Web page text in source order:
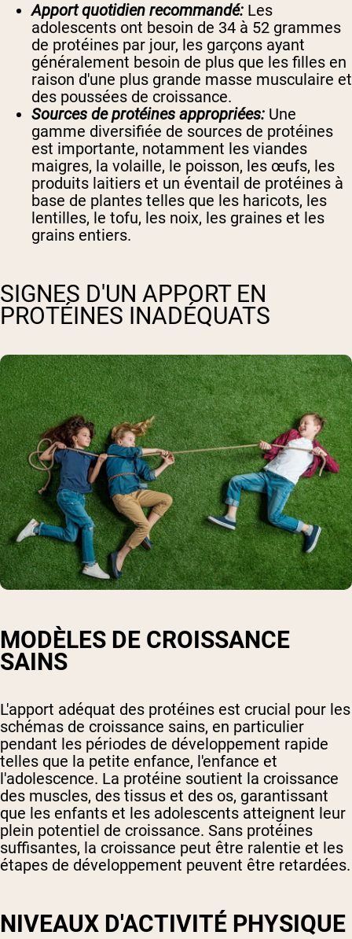
Apport quotidien recommandé: Les
adolescents ont besoin de 34 à 52 grammes
de protéines par jour, les garçons ayant
généralement besoin de plus que les filles en
raison d'une plus grande masse musculaire et
des poussées de croissance.
Sources de protéines appropriées: Une
gamme diversifiée de sources de protéines
est importante, notamment les viandes
maigres, la volaille, le poisson, les œufs, les
produits laitiers et un éventail de protéines à
base de plantes telles que les haricots, les
lentilles, le tofu, les noix, les graines et les
grains entiers.
SIGNES D'UN APPORT EN
PROTÉINES INADÉQUATS
MODÈLES DE CROISSANCE
SAINS
L'apport adéquat des protéines est crucial pour les
schémas de croissance sains, en particulier
pendant les périodes de développement rapide
telles que la petite enfance, l'enfance et
l'adolescence. La protéine soutient la croissance
des muscles, des tissus et des os, garantissant
que les enfants et les adolescents atteignent leur
plein potentiel de croissance. Sans protéines
suffisantes, la croissance peut être ralentie et les
étapes de développement peuvent être retardées.
NIVEAUX D'ACTIVITÉ PHYSIQUE